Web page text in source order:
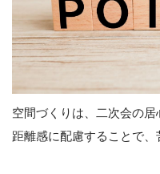
空間づくりは、二次会の
距離感に配慮することで、